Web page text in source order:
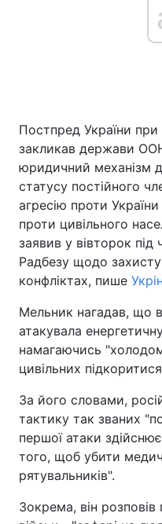
Постпред України
закликав держави
юридичний механізм
статусу постійного
агресію проти
проти цивільного
заявив у вівторок під
Радбезу щодо
конфліктах, пише
Мельник нагадав, що
атакувала
намагаючись
цивільних
За його словами,
тактику так званих
першої атаки
того, щоб убити
рятувальників".
Зокрема, він